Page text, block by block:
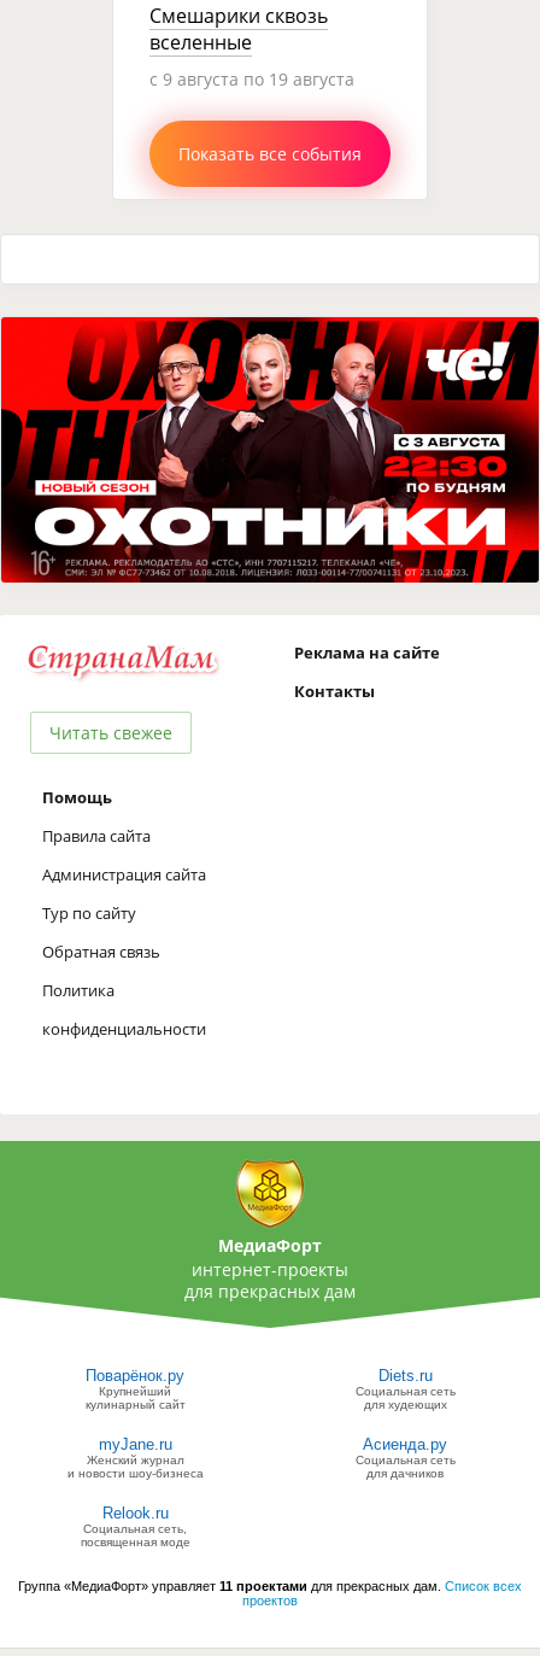
Смешарики сквозь
вселенные
c 9 августа по 19 августа
Показать все события
Читать свежее
Реклама на сайте
Контакты
Помощь
Правила сайта
Администрация сайта
Тур по сайту
Обратная связь
Политика
конфиденциальности
МедиаФорт
интернет-проекты
для прекрасных дам
Поварёнок.ру
Крупнейший
кулинарный сайт
Diets.ru
Социальная сеть
для худеющих
myJane.ru
Женский журнал
и новости шоу-бизнеса
Асиенда.ру
Социальная сеть
для дачников
Relook.ru
Социальная сеть,
посвященная моде
Группа «МедиаФорт» управляет 11 проектами для прекрасных дам. Список всех
проектов